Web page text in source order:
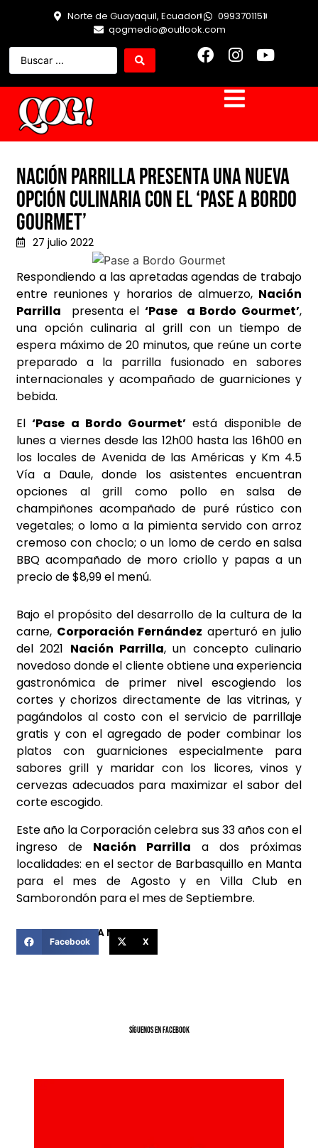
Norte de Guayaquil, Ecuador
0993701151
qogmedio@outlook.com
Nación Parrilla presenta una nueva
opción culinaria con el ‘Pase a Bordo
Gourmet’
27 julio 2022
Respondiendo a las apretadas agendas de trabajo
entre reuniones y horarios de almuerzo, Nación
Parrilla presenta el ‘Pase a Bordo Gourmet’,
una opción culinaria al grill con un tiempo de
espera máximo de 20 minutos, que reúne un corte
preparado a la parrilla fusionado en sabores
internacionales y acompañado de guarniciones y
bebida.
El‘Pase a Bordo Gourmet’ está disponible de
lunes a viernes desde las 12h00 hasta las 16h00 en
los locales de Avenida de las Américas y Km 4.5
Vía a Daule, donde los asistentes encuentran
opciones al grill como pollo en salsa de
champiñones acompañado de puré rústico con
vegetales; o lomo a la pimienta servido con arroz
cremoso con choclo; o un lomo de cerdo en salsa
BBQ acompañado de moro criollo y papas a un
precio de $8,99 el menú.
Bajo el propósito del desarrollo de la cultura de la
carne, Corporación Fernández aperturó en julio
del 2021 Nación Parrilla, un concepto culinario
novedoso donde el cliente obtiene una experiencia
gastronómica de primer nivel escogiendo los
cortes y chorizos directamente de las vitrinas, y
pagándolos al costo con el servicio de parrillaje
gratis y con el agregado de poder combinar los
platos con guarniciones especialmente para
sabores grill y maridar con los licores, vinos y
cervezas adecuados para maximizar el sabor del
corte escogido.
Este año la Corporación celebra sus 33 años con el
ingreso de Nación Parrilla a dos próximas
localidades: en el sector de Barbasquillo en Manta
para el mes de Agosto y en Villa Club en
Samborondón para el mes de Septiembre.
COMPARTIR ESTA NOTICIA
Facebook X
SíGUENOS EN FACEBOOK